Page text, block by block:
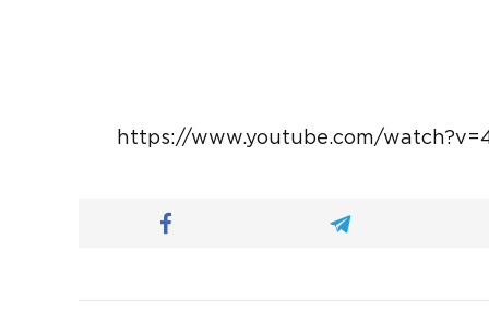
https://www.youtube.com/